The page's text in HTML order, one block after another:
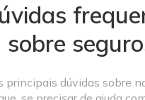
sobre
principais dúvidas sobre